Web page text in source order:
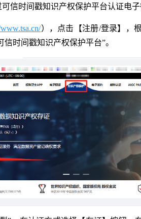
信时间戳知识产权保护平台认证电子
），点击【注册/登录】，
时间戳知识产权保护平台”。